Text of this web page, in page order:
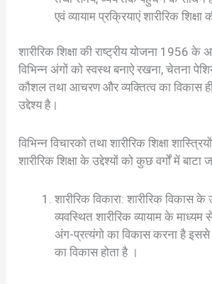
एवं व्यायाम प्रक्रियाएं शारीरिक शिक्षा
शारीरिक शिक्षा की राष्ट्रीय योजना 1956 के
विभिन्न अंगों को स्वस्थ बनाऐ रखना, चेतना
कौशल तथा आचरण और व्यक्तित्व का विकास ही
उद्देश्य है।
विभिन्न विचारको तथा शारीरिक शिक्षा
शारीरिक शिक्षा के उद्देश्यों को कुछ वर्गों में
शारीरिक विकारा: शारीरिक विकास के
व्यवस्थित शारीरिक व्यायाम के माध्यम
अंग-प्रत्यंगो का विकास करना है
का विकास होता है ।